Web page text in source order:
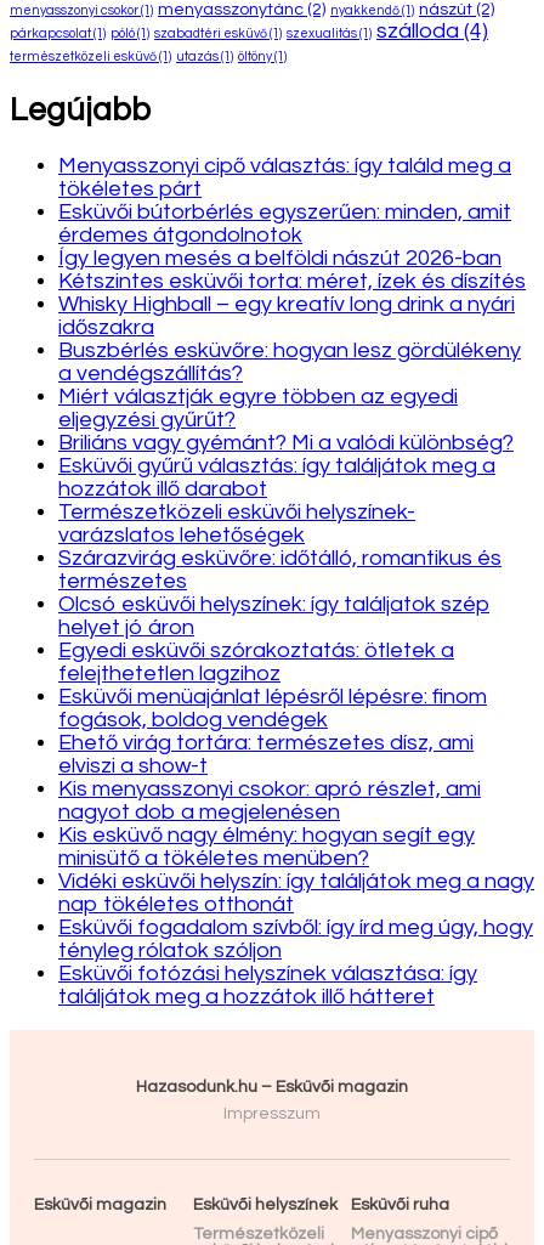
menyasszonyi csokor(1) menyasszonytánc (2) nyakkendő(1) nászút (2)
párkapcsolat(1) póló(1) szabadtéri esküvő(1) szexualitás(1) szálloda (4)
természetközeli esküvő(1) utazás(1) öltöny(1)
Legújabb
Menyasszonyi cipő választás: így találd meg a
tökéletes párt
Esküvői bútorbérlés egyszerűen: minden, amit
érdemes átgondolnotok
Így legyen mesés a belföldi nászút 2026-ban
Kétszintes esküvői torta: méret, ízek és díszítés
Whisky Highball – egy kreatív long drink a nyári
időszakra
Buszbérlés esküvőre: hogyan lesz gördülékeny
a vendégszállítás?
Miért választják egyre többen az egyedi
eljegyzési gyűrűt?
Briliáns vagy gyémánt? Mi a valódi különbség?
Esküvői gyűrű választás: így találjátok meg a
hozzátok illő darabot
Természetközeli esküvői helyszínek-
varázslatos lehetőségek
Szárazvirág esküvőre: időtálló, romantikus és
természetes
Olcsó esküvői helyszínek: így találjatok szép
helyet jó áron
Egyedi esküvői szórakoztatás: ötletek a
felejthetetlen lagzihoz
Esküvői menüajánlat lépésről lépésre: finom
fogások, boldog vendégek
Ehető virág tortára: természetes dísz, ami
elviszi a show-t
Kis menyasszonyi csokor: apró részlet, ami
nagyot dob a megjelenésen
Kis esküvő nagy élmény: hogyan segít egy
minisütő a tökéletes menüben?
Vidéki esküvői helyszín: így találjátok meg a nagy
nap tökéletes otthonát
Esküvői fogadalom szívből: így írd meg úgy, hogy
tényleg rólatok szóljon
Esküvői fotózási helyszínek választása: így
találjátok meg a hozzátok illő hátteret
Hazasodunk.hu – Esküvői magazin
Impresszum
Esküvői magazin
Esküvői helyszínek
Természetközeli
Esküvői ruha
Menyasszonyi cipő